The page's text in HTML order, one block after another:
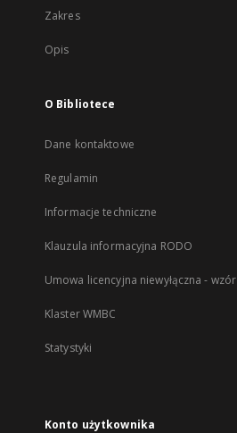
Zakres
Opis
O Bibliotece
Dane kontaktowe
Regulamin
Informacje techniczne
Klauzula informacyjna RODO
Umowa licencyjna niewyłączna - wzór
Klaster WMBC
Statystyki
Konto użytkownika